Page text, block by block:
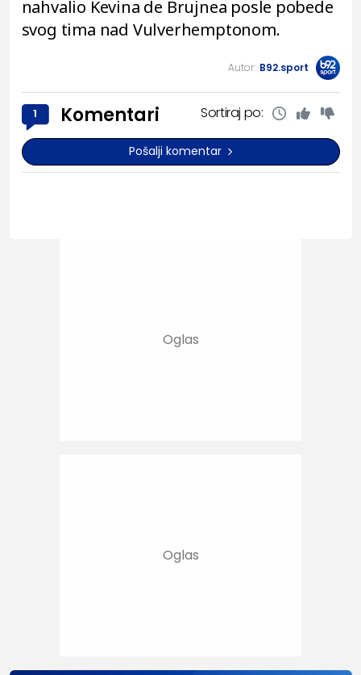
nahvalio Kevina de Brujnea posle pobede
svog tima nad Vulverhemptonom.
Autor: B92.sport
1 Komentari Sortiraj po:
Pošalji komentar